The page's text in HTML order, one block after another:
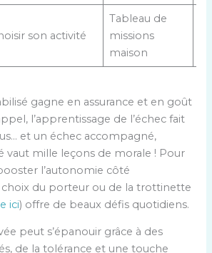
son activité
Tableau de
missions
maison
gagne en assurance et en goût
l’apprentissage de l’échec fait
et un échec accompagné,
vaut mille leçons de morale ! Pour
l’autonomie côté
du porteur ou de la trottinette
ici) offre de beaux défis quotidiens.
peut s’épanouir grâce à des
de la tolérance et une touche